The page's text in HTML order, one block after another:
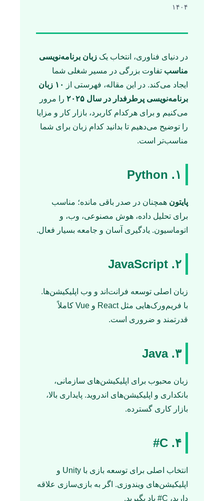
۱۴۰۴
در دنیای فناوری، انتخاب یک زبان برنامه‌نویسی
مناسب تفاوت بزرگی در مسیر شغلی شما
ایجاد می‌کند. در این مقاله، فهرستی از
۱۰ زبان
برنامه‌نویسی پرطرفدار در سال ۲۰۲۵
را مرور
می‌کنیم و برای هرکدام کاربرد، بازار کار و مزایا
را توضیح می‌دهیم تا بدانید کدام زبان برای شما
مناسب‌تر است.
۱. Python
پایتون همچنان در صدر باقی مانده؛ مناسب
برای تحلیل داده، هوش مصنوعی، وب، و
اتوماسیون. یادگیری آسان و جامعه بسیار فعال.
۲. JavaScript
زبان اصلی توسعه فرانت‌اند و وب اپلیکیشن‌ها.
با فریم‌ورک‌هایی مثل React و Vue کاملاً
قدرتمند و ضروری است.
۳. Java
زبان محبوب برای اپلیکیشن‌های سازمانی،
بانکداری و اپلیکیشن‌های اندروید. پایداری بالا،
بازار کاری گسترده.
۴. C#
انتخاب اصلی برای توسعه بازی با Unity و
اپلیکیشن‌های ویندوزی. اگر به بازی‌سازی علاقه
دارید، C# یاد بگیرید.